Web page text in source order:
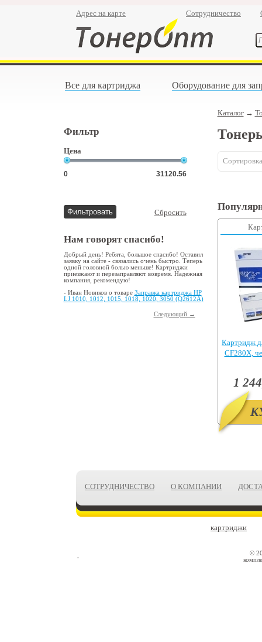
Адрес на карте Сотрудничество
Все для картриджа Оборудование для
Фильтр
Цена
Сбросить
Нам говорят спасибо!
Добрый день! Ребята, большое спасибо! Оставил
заявку на сайте - связались очень быстро. Теперь
одной головной болью меньше! Картриджи
приезжают и перезаправляют вовремя. Надежная
компания, рекомендую!
- Иван Новиков о товаре Заправка картриджа HP
LJ 1010, 1012, 1015, 1018, 1020, 3050 (Q2612A)
Следующий →
Каталог→
Картридж
CF280X,
1
СОТРУДНИЧЕСТВО О КОМПАНИИ
картриджи
©